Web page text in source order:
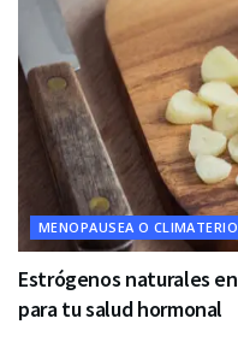
MENOPAUSEA O CLIMATERIO
Estrógenos naturales
para tu salud hormonal